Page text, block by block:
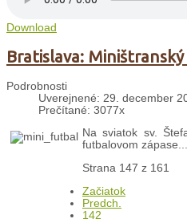
Download
Bratislava:
Podrobnosti
Uverejnené: 29. december
Prečítané: 3077x
Na sviatok sv.
futbalovom zápase...
Strana 147 z 161
Začiatok
Predch.
142